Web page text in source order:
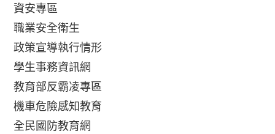
資安專區
職業安全衛生
政策宣導執行情形
學生事務資訊網
教育部反霸凌專區
機車危險感知教育
全民國防教育網